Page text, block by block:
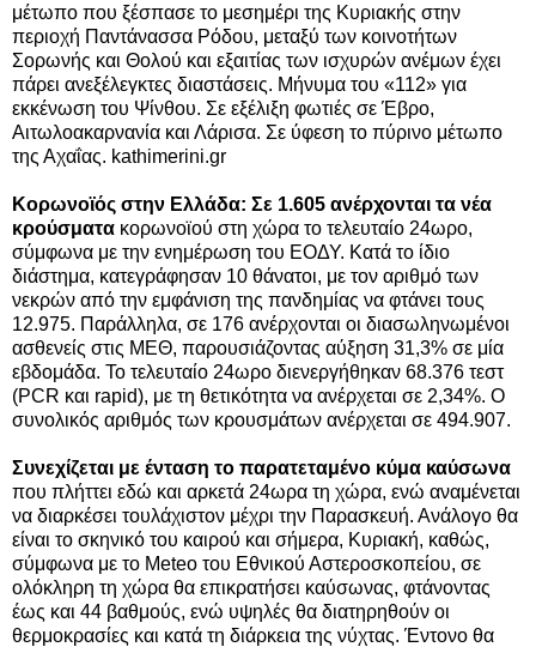
μέτωπο που ξέσπασε το μεσημέρι της Κυριακής στην
περιοχή Παντάνασσα Ρόδου, μεταξύ των κοινοτήτων
Σορωνής και Θολού και εξαιτίας των ισχυρών ανέμων έχει
πάρει ανεξέλεγκτες διαστάσεις. Μήνυμα του «112» για
εκκένωση του Ψίνθου. Σε εξέλιξη φωτιές σε Έβρο,
Αιτωλοακαρνανία και Λάρισα. Σε ύφεση το πύρινο μέτωπο
της Αχαΐας. kathimerini.gr
Κορωνοϊός στην Ελλάδα: Σε 1.605 ανέρχονται τα νέα
κρούσματα κορωνοϊού στη χώρα το τελευταίο 24ωρο,
σύμφωνα με την ενημέρωση του ΕΟΔΥ. Κατά το ίδιο
διάστημα, κατεγράφησαν 10 θάνατοι, με τον αριθμό των
νεκρών από την εμφάνιση της πανδημίας να φτάνει τους
12.975. Παράλληλα, σε 176 ανέρχονται οι διασωληνωμένοι
ασθενείς στις ΜΕΘ, παρουσιάζοντας αύξηση 31,3% σε μία
εβδομάδα. Το τελευταίο 24ωρο διενεργήθηκαν 68.376 τεστ
(PCR και rapid), με τη θετικότητα να ανέρχεται σε 2,34%. Ο
συνολικός αριθμός των κρουσμάτων ανέρχεται σε 494.907.
Συνεχίζεται με ένταση το παρατεταμένο κύμα καύσωνα
που πλήττει εδώ και αρκετά 24ωρα τη χώρα, ενώ αναμένεται
να διαρκέσει τουλάχιστον μέχρι την Παρασκευή. Ανάλογο θα
είναι το σκηνικό του καιρού και σήμερα, Κυριακή, καθώς,
σύμφωνα με το Meteo του Εθνικού Αστεροσκοπείου, σε
ολόκληρη τη χώρα θα επικρατήσει καύσωνας, φτάνοντας
έως και 44 βαθμούς, ενώ υψηλές θα διατηρηθούν οι
θερμοκρασίες και κατά τη διάρκεια της νύχτας. Έντονο θα